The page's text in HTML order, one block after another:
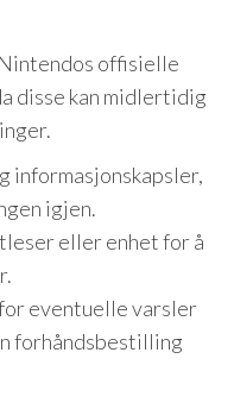
offisielle
disse kan midlertidig
informasjonskapsler,
igjen.
eller enhet for å
eventuelle varsler
forhåndsbestilling